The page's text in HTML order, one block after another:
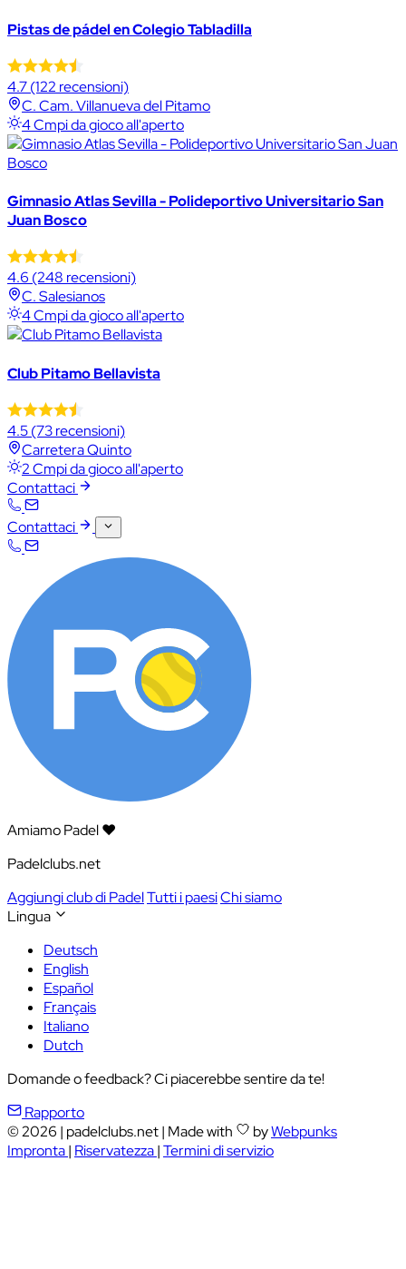
Pistas de pádel en Colegio Tabladilla
4.7(122 recensioni)
C. Cam. Villanueva del Pitamo
4 Cmpi da gioco all'aperto
Gimnasio Atlas Sevilla - Polideportivo Universitario San
Juan Bosco
4.6 (248 recensioni)
C. Salesianos
4 Cmpi da gioco all'aperto
Club Pitamo Bellavista
4.5(73 recensioni)
Carretera Quinto
2 Cmpi da gioco all'aperto
Contattaci
Contattaci
Amiamo Padel ❤️
Padelclubs.net
Aggiungi club di PadelTutti i paesiChi siamo
Lingua
Deutsch
English
Español
Français
Italiano
Dutch
Domande o feedback? Ci piacerebbe sentire da te!
Rapporto
© 2026 | padelclubs.net| Made with byWebpunks
Impronta| Riservatezza|Termini di servizio